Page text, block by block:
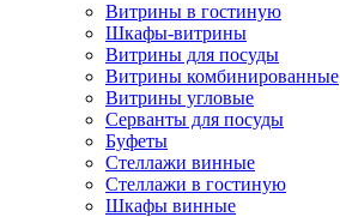
Витрины в гостиную
Шкафы-витрины
Витрины для посуды
Витрины комбинированные
Витрины угловые
Серванты для посуды
Буфеты
Стеллажи винные
Стеллажи в гостиную
Шкафы винные